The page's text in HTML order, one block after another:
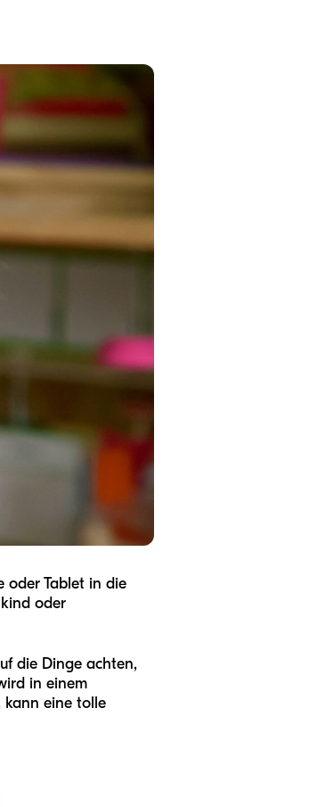
oder Tablet in die
oder
die Dinge achten,
in einem
kann eine tolle